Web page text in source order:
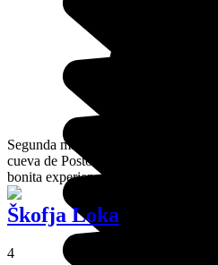
Segunda mayor cueva del país y
cueva de Postonia es un laberinto
bonita experiencia durante un viaje
Škofja Loka
4